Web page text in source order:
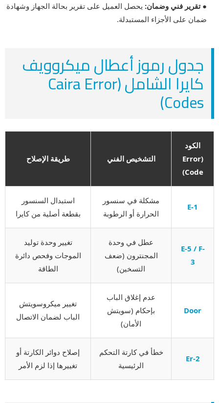
● تقرير فني وضمان: يحصل العميل على تقرير بحالة الجهاز وشهادة
ضمان على الأجزاء المستبدلة.
جدول رموز أعطال ميكروويف
كايرا الشامل (Caira Error
Codes)
الكود
(Error
Code)
التشخيص الفني طريقة الإصلاح
E-1
مشكلة في سنسور
الحرارة أو الرطوبة
استبدال السنسور
بقطعة أصلية من كايرا
E-5 / F-
3
عطل في وحدة
المجنترون (ضعف
التسخين)
تغيير وحدة توليد
الموجات وفحص دائرة
الطاقة
Door
عدم إغلاق الباب
بإحكام (سويتش
الأمان)
تغيير ميكروسويتش
الباب لضمان الاتصال
Er-2
خطأ في كارتة التحكم
الرئيسية
إصلاح دوائر الكارتة أو
تغييرها إذا لزم الأمر